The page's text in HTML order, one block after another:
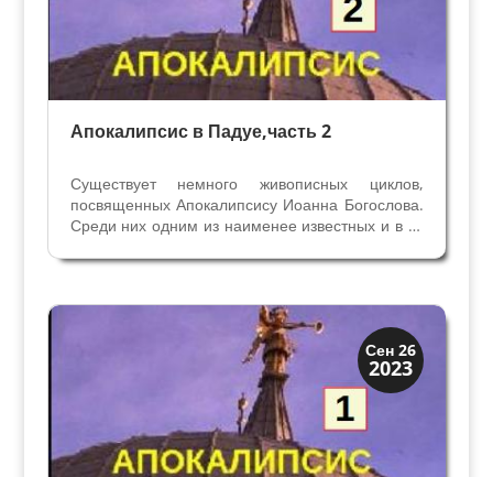
Апокалипсис в Падуе,часть 2
Существует немного живописных циклов,
посвященных Апокалипсису Иоанна Богослова.
Среди них одним из наименее известных и в то
цикл из 43 изображений в Падуе. Художник
великолепного...
Сен 26
2023
Иконография
Смерть и Триумфы